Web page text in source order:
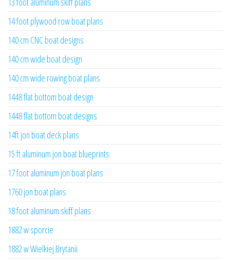
14 foot plywood row boat plans
140 cm CNC boat designs
140 cm wide boat design
140 cm wide rowing boat plans
1448 flat bottom boat design
1448 flat bottom boat designs
14ft jon boat deck plans
15 ft aluminum jon boat blueprints
17 foot aluminum jon boat plans
1760 jon boat plans
18 foot aluminum skiff plans
1882 w sporcie
1882 w Wielkiej Brytanii